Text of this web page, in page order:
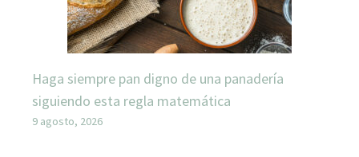
Haga siempre pan digno de una panadería
siguiendo esta regla matemática
9 agosto, 2026